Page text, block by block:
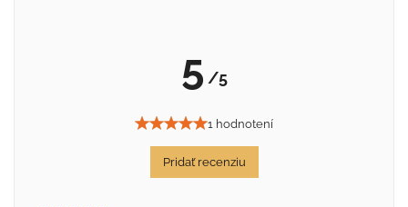
5 /5
1 hodnotení
Pridať recenziu